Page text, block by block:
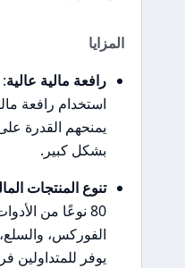
المزايا
رافعة مالية عالية
يمنحهم القدرة
بشكل كبير.
تنوع المنتجات
80 نوعًا من
الفوركس،
يوفر للمتداولين